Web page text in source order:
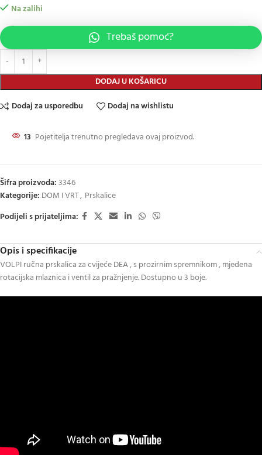
Na zalihi
DODAJ U KOŠARICU
Trebaš pomoć?
Dodaj za usporedbu Dodaj na wishlistu
13 Pojetitelja trenutno pregledava ovaj proizvod.
Šifra proizvoda:3346
Kategorije: DOM I VRT, Prskalice
Podijeli s prijateljima:
Opis i specifikacije
VOLPI ručna prskalica za cvijeće DEA , s prozirnim spremnikom , mjedena
rotacijska mlaznica i ventil za pražnjenje. Dostupno u 3 boje.